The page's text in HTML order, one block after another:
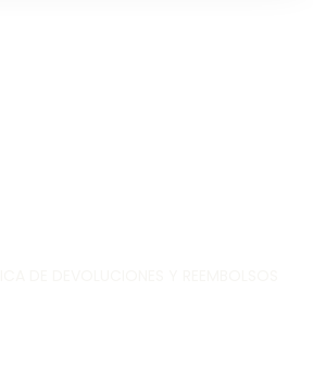
DE DEVOLUCIONES Y REEMBOLSOS